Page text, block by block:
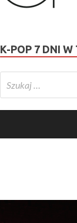
K-POP 7 DNI W